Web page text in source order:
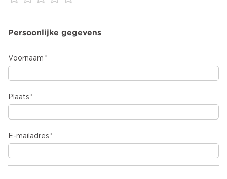
Persoonlijke gegevens
Voornaam
Plaats
E-mailadres